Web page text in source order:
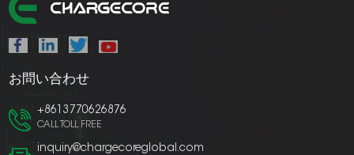
お問い合わせ
+8613770626876
CALL TOLL FREE
inquiry@chargecoreglobal.com